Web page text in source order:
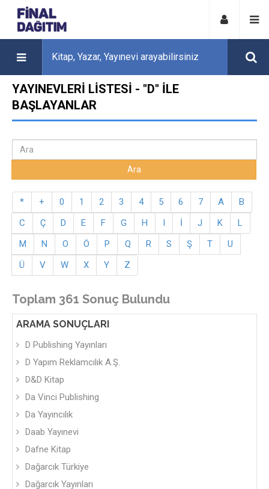
YAYINEVLERI LISTESI - "D" ILE
BAŞLAYANLAR
* + 0 1 2 3 4 5 6 7 A
B
C
Ç D E F G H I İ J K
L
M
N O Ö P Q R S Ş T
U
Ü
V W X Y Z
Toplam 361 Sonuç Bulundu
ARAMA SONUÇLARI
D Publishing Yayınları
D Yapım Reklamcılık A.Ş.
D&D Kitap
Da Vinci Publishing
Da Yayıncılık
Daab Yayınevi
Dafne Kitap
Dağarcık Türkiye
Dağarcık Yayınları